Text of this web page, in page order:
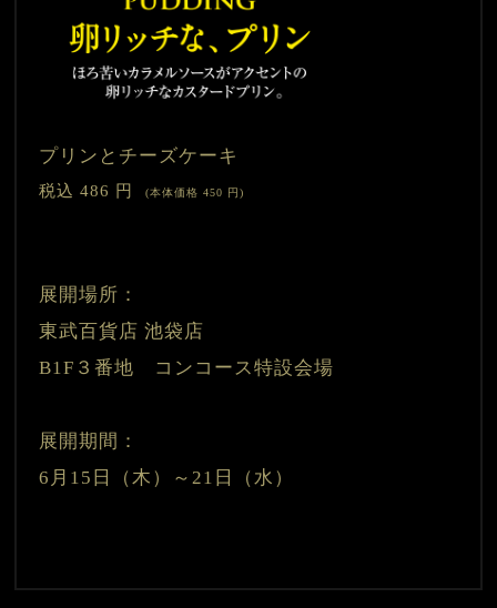
プリンとチーズケーキ
税込 486 円 (本体価格 450 円)
展開場所：
東武百貨店 池袋店
B1F３番地　コンコース特設会場
展開期間：
6月15日（木）～21日（水）